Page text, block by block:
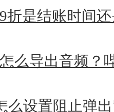
折是结账时间
么导出音频？
么设置阻止弹